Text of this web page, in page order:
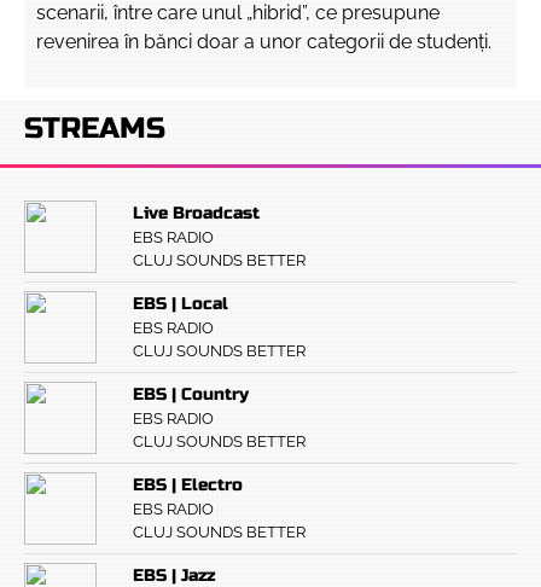
scenarii, între care unul „hibrid”, ce presupune
revenirea în bănci doar a unor categorii de studenți.
STREAMS
Live Broadcast
EBS RADIO
CLUJ SOUNDS BETTER
EBS | Local
EBS RADIO
CLUJ SOUNDS BETTER
EBS | Country
EBS RADIO
CLUJ SOUNDS BETTER
EBS | Electro
EBS RADIO
CLUJ SOUNDS BETTER
EBS | Jazz